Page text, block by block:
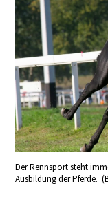
Der Rennsport steht
Ausbildung der Pferde.